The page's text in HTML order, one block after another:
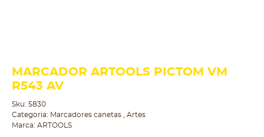
MARCADOR ARTOOLS PICTOM VM
R543 AV
Sku: 5830
Categoria: Marcadores canetas
Artes
Marca: ARTOOLS